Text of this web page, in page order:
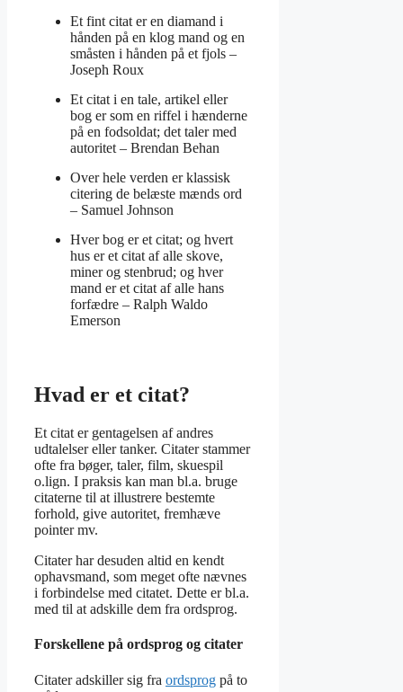
Et fint citat er en diamand i
hånden på en klog mand og en
småsten i hånden på et fjols –
Joseph Roux
Et citat i en tale, artikel eller
bog er som en riffel i hænderne
på en fodsoldat; det taler med
autoritet – Brendan Behan
Over hele verden er klassisk
citering de belæste mænds ord
– Samuel Johnson
Hver bog er et citat; og hvert
hus er et citat af alle skove,
miner og stenbrud; og hver
mand er et citat af alle hans
forfædre – Ralph Waldo
Emerson
Hvad er et citat?
Et citat er gentagelsen af andres
udtalelser eller tanker. Citater stammer
ofte fra bøger, taler, film, skuespil
o.lign. I praksis kan man bl.a. bruge
citaterne til at illustrere bestemte
forhold, give autoritet, fremhæve
pointer mv.
Citater har desuden altid en kendt
ophavsmand, som meget ofte nævnes
i forbindelse med citatet. Dette er bl.a.
med til at adskille dem fra ordsprog.
Forskellene på ordsprog og citater
Citater adskiller sig fra ordsprog på to